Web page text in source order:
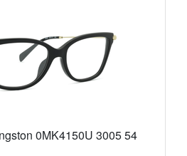
0MK4150U 3005 54